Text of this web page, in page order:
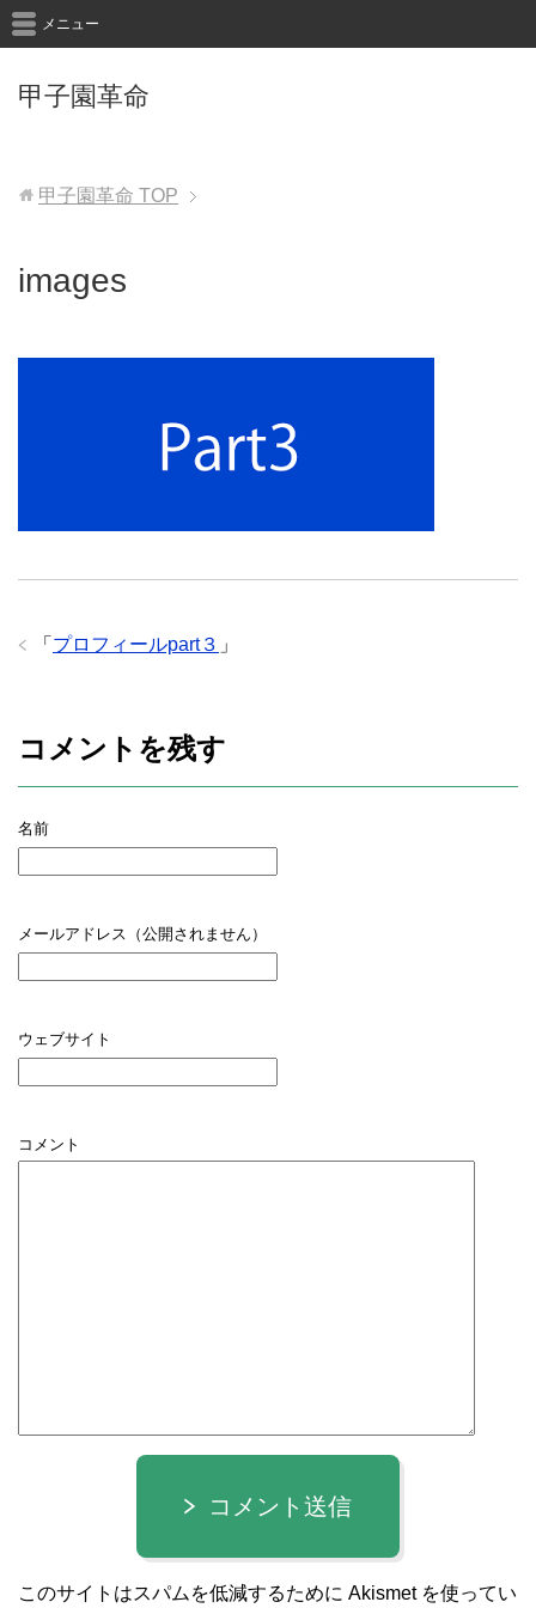
甲子園革命
メニュー
甲子園革命 TOP
images
「 プロフィールpart３ 」
コメントを残す
名前
メールアドレス（公開されません）
ウェブサイト
コメント
コメント送信
このサイトはスパムを低減するために Akismet を使ってい